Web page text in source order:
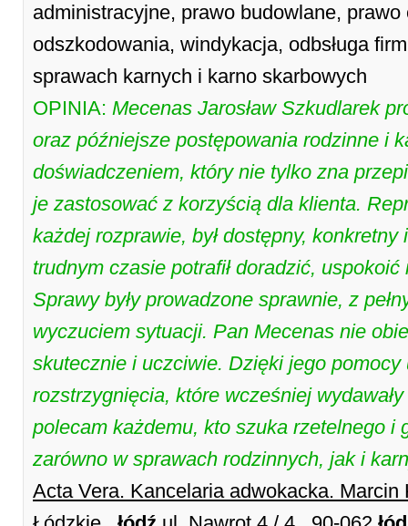
administracyjne, prawo budowlane, prawo
odszkodowania, windykacja, odbsługa
sprawach karnych i karno skarbowych
OPINIA: Mecenas Jarosław Szkudlarek
oraz późniejsze postępowania rodzinne i
doświadczeniem, który nie tylko zna
je zastosować z korzyścią dla klienta.
każdej rozprawie, był dostępny,
trudnym czasie potrafił doradzić,
Sprawy były prowadzone sprawnie, z
wyczuciem sytuacji. Pan Mecenas nie
skutecznie i uczciwie. Dzięki jego pomocy
rozstrzygnięcia, które wcześniej
polecam każdemu, kto szuka rzetelnego i
zarówno w sprawach rodzinnych, jak i
Acta Vera. Kancelaria adwokacka.